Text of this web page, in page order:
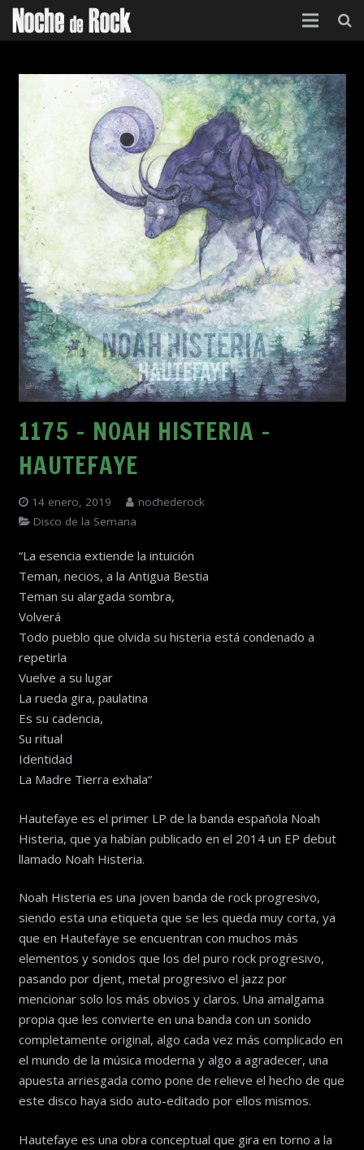
Categorías
Foro
Contacto
Acerca de
1175 – NOAH HISTERIA –
HAUTEFAYE
14 enero, 2019
nochederock
Disco de la Semana
“La esencia extiende la intuición
Teman, necios, a la Antigua Bestia
Teman su alargada sombra,
Volverá
Todo pueblo que olvida su histeria está condenado a
repetirla
Vuelve a su lugar
La rueda gira, paulatina
Es su cadencia,
Su ritual
Identidad
La Madre Tierra exhala“
Hautefaye es el primer LP de la banda española Noah
Histeria, que ya habían publicado en el 2014 un EP debut
llamado Noah Histeria.
Noah Histeria es una joven banda de rock progresivo,
siendo esta una etiqueta que se les queda muy corta, ya
que en Hautefaye se encuentran con muchos más
elementos y sonidos que los del puro rock progresivo,
pasando por djent, metal progresivo el jazz por
mencionar solo los más obvios y claros. Una amalgama
propia que les convierte en una banda con un sonido
completamente original, algo cada vez más complicado en
el mundo de la música moderna y algo a agradecer, una
apuesta arriesgada como pone de relieve el hecho de que
este disco haya sido auto-editado por ellos mismos.
Hautefaye es una obra conceptual que gira en torno a la